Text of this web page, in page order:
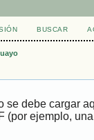
BUSCAR
se debe cargar
(por ejemplo,